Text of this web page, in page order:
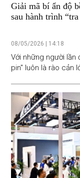
Giải mã bí ẩn độ
sau hành trình
08/05/2026 | 14:18
Với những người lần
pin" luôn là rào cản